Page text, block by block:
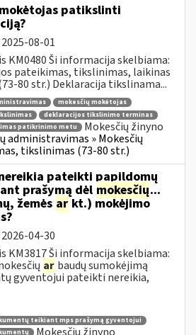
mokėtojas patikslinti
2025-08-01
KM0480 Ši informacija skelbiama:
pateikimas, tikslinimas, laikinas
80 str.) Deklaracija tikslinama...
mokesčių mokėtojas
deklaracijos tikslinimo terminas
patikrinimo metu
Mokesčių žinyno
administravimas » Mokesčių
tikslinimas (73-80 str.)
pateikti papildomų
prašymą dėl mokesčių...
žemės ar kt.) mokėjimo
2026-04-30
KM3817 Ši informacija skelbiama:
ar baudų sumokėjimą
gyventojui pateikti nereikia,
teikiant mps prašymą gyventojui